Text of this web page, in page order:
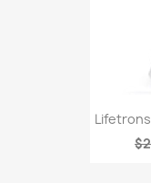
Lifetrons